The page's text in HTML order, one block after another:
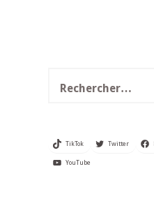
TikTok Twitter
YouTube